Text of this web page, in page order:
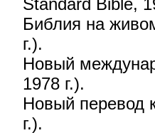
Standard Bible,
Библия на
г.).
Новый
1978 г.).
Новый перевод
г.).